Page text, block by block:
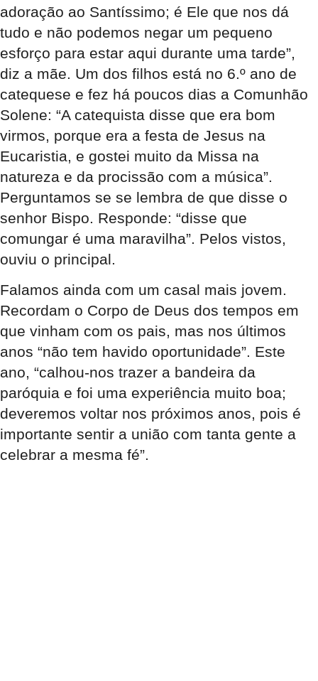
adoração ao Santíssimo; é Ele que nos dá
tudo e não podemos negar um pequeno
esforço para estar aqui durante uma tarde”,
diz a mãe. Um dos filhos está no 6.º ano de
catequese e fez há poucos dias a Comunhão
Solene: “A catequista disse que era bom
virmos, porque era a festa de Jesus na
Eucaristia, e gostei muito da Missa na
natureza e da procissão com a música”.
Perguntamos se se lembra de que disse o
senhor Bispo. Responde: “disse que
comungar é uma maravilha”. Pelos vistos,
ouviu o principal.
Falamos ainda com um casal mais jovem.
Recordam o Corpo de Deus dos tempos em
que vinham com os pais, mas nos últimos
anos “não tem havido oportunidade”. Este
ano, “calhou-nos trazer a bandeira da
paróquia e foi uma experiência muito boa;
deveremos voltar nos próximos anos, pois é
importante sentir a união com tanta gente a
celebrar a mesma fé”.